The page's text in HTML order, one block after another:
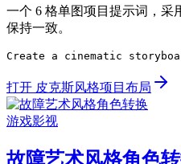
一个 6 格单图项目提示词，采
保持一致。
Create a cinematic
打开 皮克斯风格项目布局
游戏影视
故障艺术风格角色